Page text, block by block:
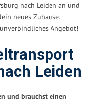
nach Leiden an und
neues Zuhause.
Angebot!
Leiden
und brauchst einen